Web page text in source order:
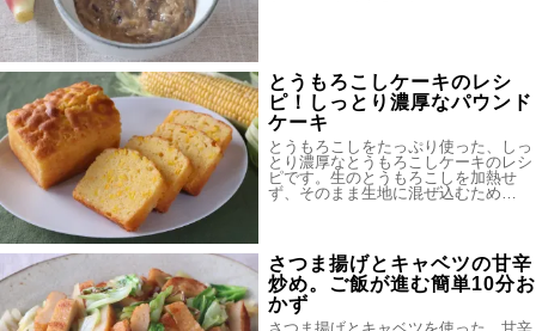
とうもろこしケーキのレシ
ピ！しっとり濃厚なパウンド
ケーキ
とうもろこしをたっぷり使った、しっ
とり濃厚なとうもろこしケーキのレシ
ピです。生のとうもろこしを加熱せ
ず、そのまま生地に混ぜ込むため…
さつま揚げとキャベツの甘辛
炒め。ご飯が進む簡単10分お
かず